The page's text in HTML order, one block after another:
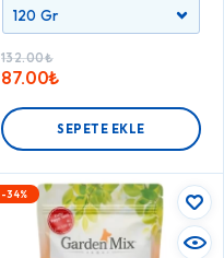
132.00₺
87.00₺
SEPETE EKLE
-34%